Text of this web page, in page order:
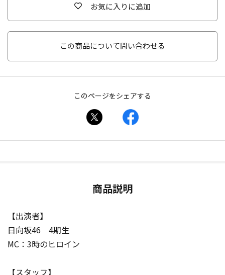
お気に入りに追加
この商品について問い合わせる
このページをシェアする
商品説明
【出演者】
日向坂46 4期生
MC：3時のヒロイン
【スタッフ】